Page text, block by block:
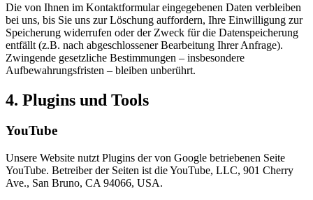
Die von Ihnen im Kontaktformular eingegebenen Daten verbleiben
bei uns, bis Sie uns zur Löschung auffordern, Ihre Einwilligung zur
Speicherung widerrufen oder der Zweck für die Datenspeicherung
entfällt (z.B. nach abgeschlossener Bearbeitung Ihrer Anfrage).
Zwingende gesetzliche Bestimmungen – insbesondere
Aufbewahrungsfristen – bleiben unberührt.
4. Plugins und Tools
YouTube
Unsere Website nutzt Plugins der von Google betriebenen Seite
YouTube. Betreiber der Seiten ist die YouTube, LLC, 901 Cherry
Ave., San Bruno, CA 94066, USA.